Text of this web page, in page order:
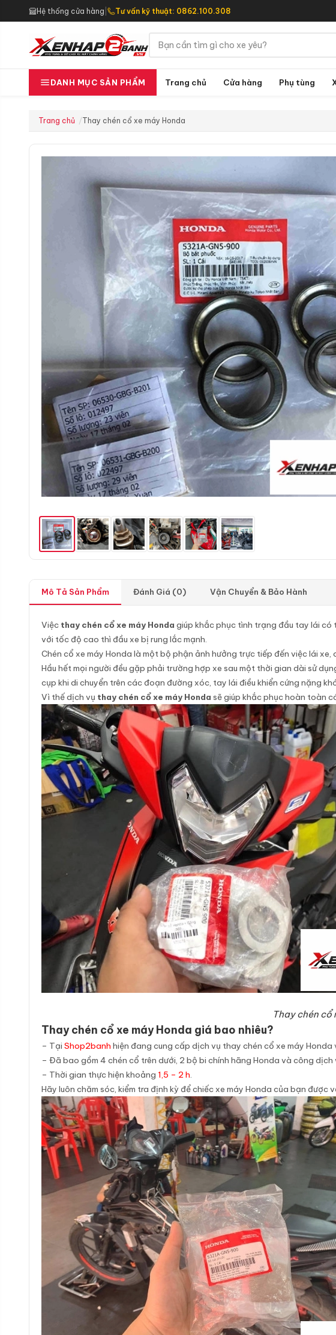
Hệ thống cửa hàng Tư vấn kỹ thuật: 0862.100.308
DANH MỤC SẢN PHẨM Trang chủ Cửa hàng Phụ tùng
Trang chủ Thay chén cổ xe máy Honda
Mô Tả Sản Phẩm Đánh Giá (0) Vận Chuyển & Bảo Hành
Việc thay chén cổ xe máy Honda giúp khắc phục tình trạng đầu tay lái có
với tốc độ cao thì đầu xe bị rung lắc mạnh.
Chén cổ xe máy Honda là một bộ phận ảnh hưởng trực tiếp đến việc lái
Hầu hết mọi người đều gặp phải trường hợp xe sau một thời gian dài sử
cụp khi di chuyển trên các đoạn đường xóc, tay lái điều khiển cứng nặng
Vì thế dịch vụ thay chén cổ xe máy Honda sẽ giúp khắc phục hoàn toàn
Thay chén cổ
Thay chén cổ xe máy Honda giá bao nhiêu?
– Tại Shop2banh hiện đang cung cấp dịch vụ thay chén cổ xe máy Honda
– Đã bao gồm 4 chén cổ trên dưới, 2 bộ bi chính hãng Honda và công dịch
– Thời gian thực hiện khoảng 1,5 – 2 h.
Hãy luôn chăm sóc, kiểm tra định kỳ để chiếc xe máy Honda của bạn được